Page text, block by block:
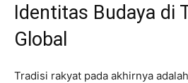
Identitas Budaya di
Global
Tradisi rakyat pada akhirnya